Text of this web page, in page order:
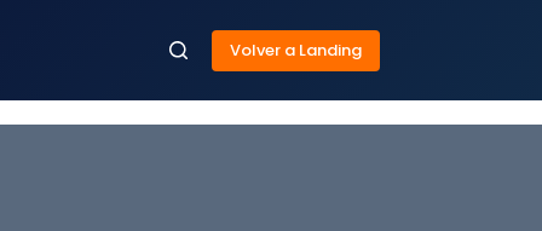
Volver a Landing